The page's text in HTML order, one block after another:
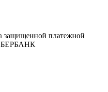
защищенной платежной